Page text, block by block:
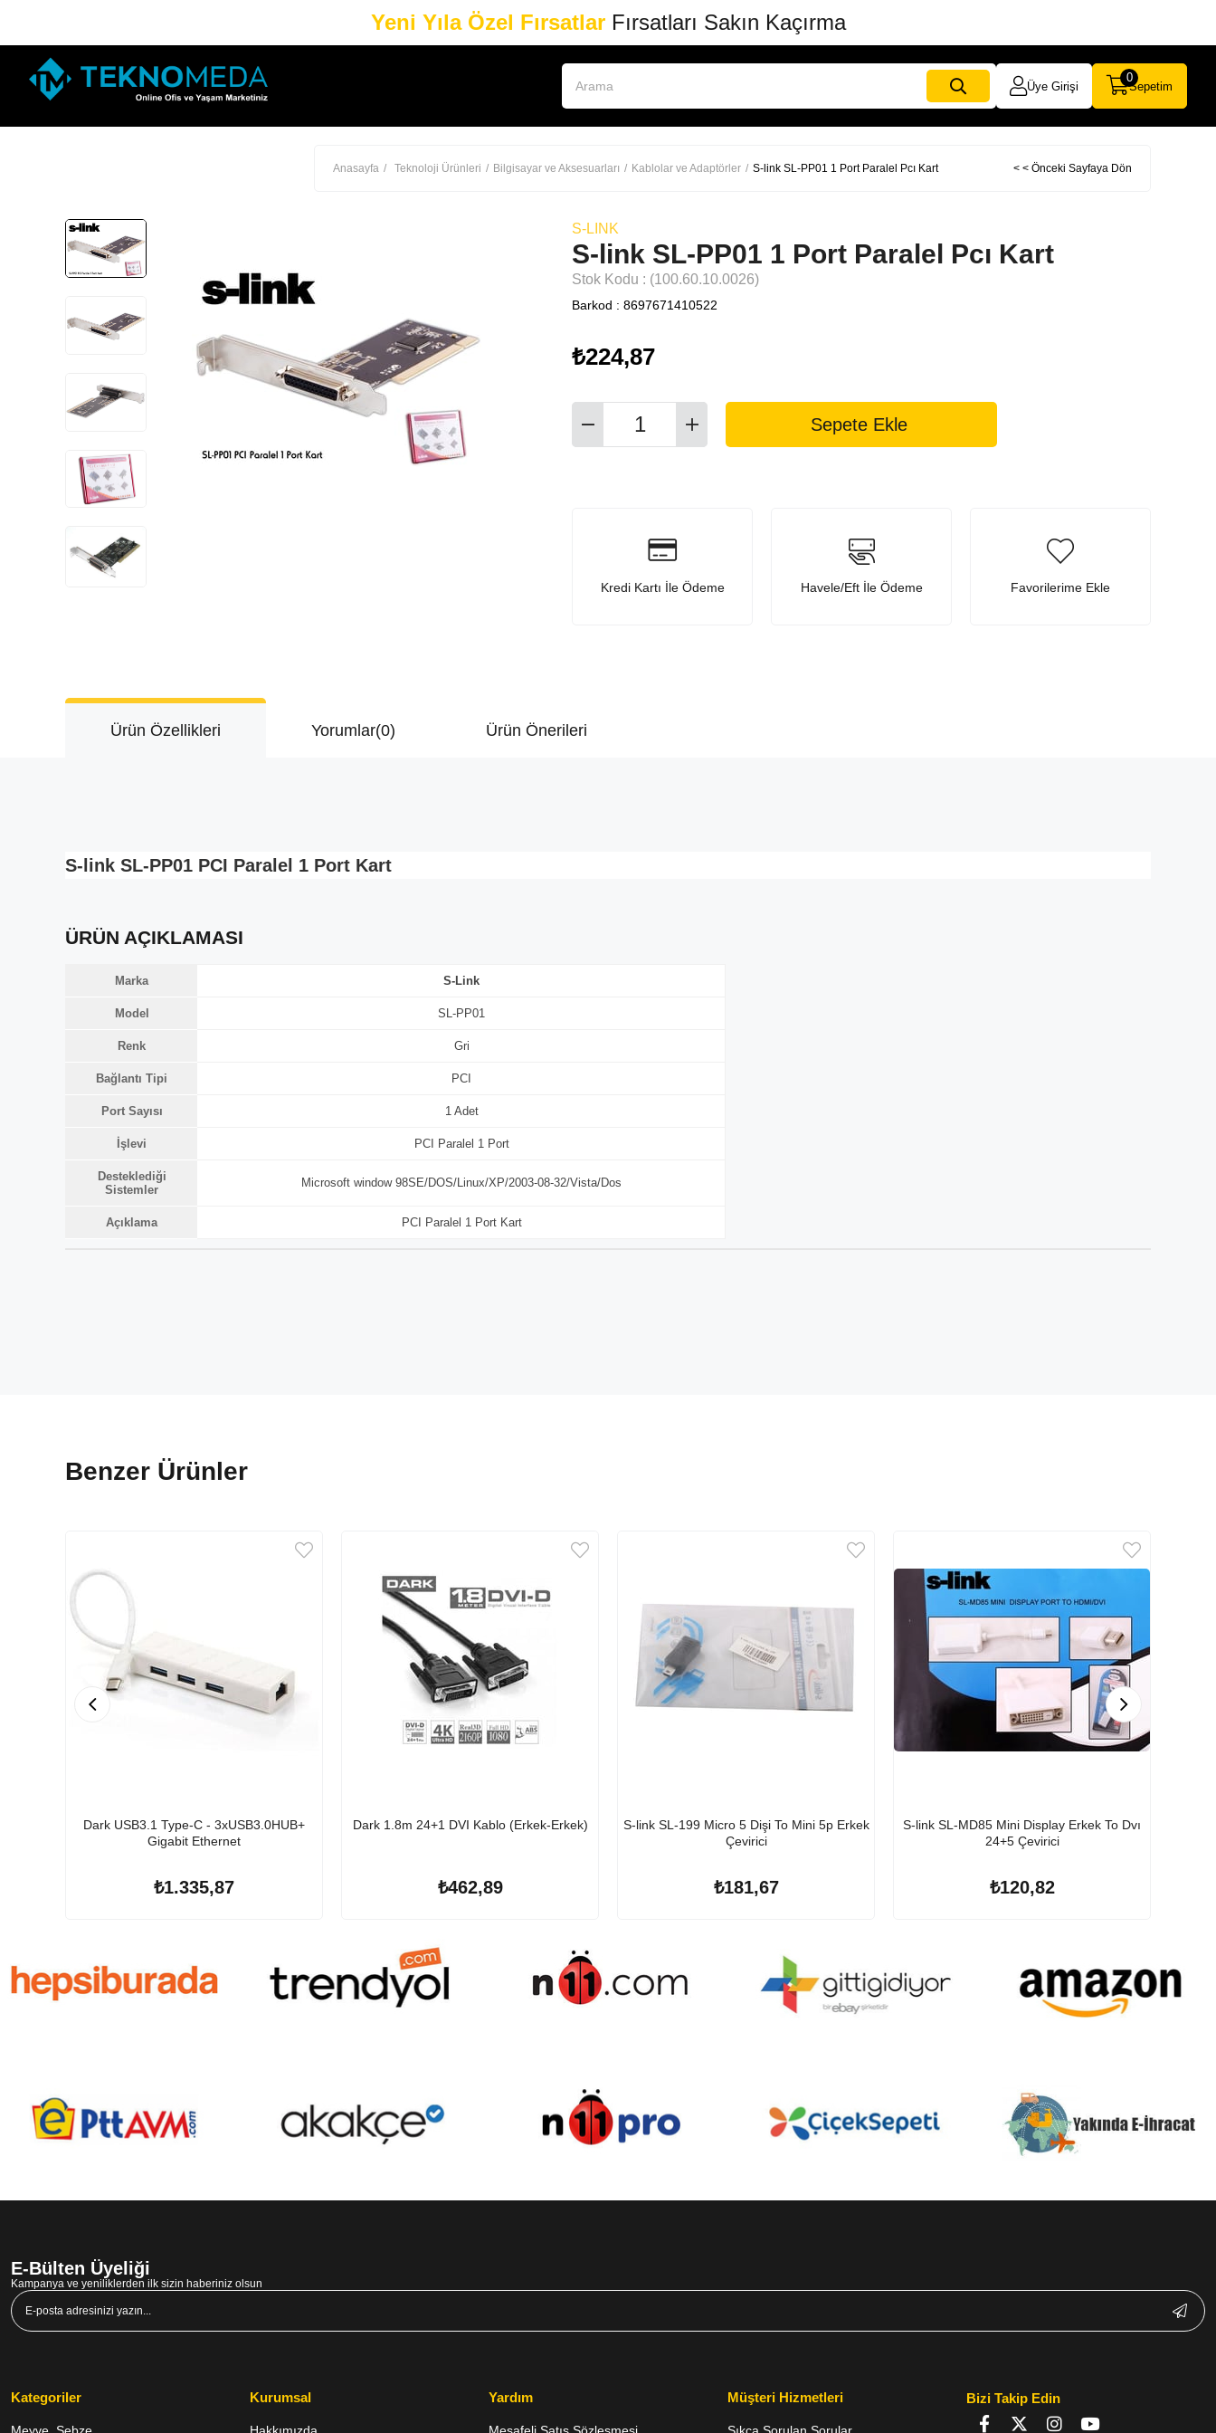
Yeni Yıla Özel FırsatlarFırsatları Sakın Kaçırma
Üye Girişi Sepetim
0
Anasayfa Teknoloji Ürünleri Bilgisayar ve Aksesuarları Kablolar ve Adaptörler S-link SL-PP01 1 Port Paralel Pcı Kart < < Önceki Sayfaya Dön
S-LINK
S-link SL-PP01 1 Port Paralel Pcı Kart
Stok Kodu (100.60.10.0026)
Barkod : 8697671410522
₺224,87
Kredi Kartı İle Ödeme Havele/Eft İle Ödeme Favorilerime Ekle
Ürün Özellikleri Yorumlar(0) Ürün Önerileri
S-link SL-PP01 PCI Paralel 1 Port Kart
ÜRÜN AÇIKLAMASI
Marka S-Link
Model SL-PP01
Renk Gri
Bağlantı Tipi PCI
Port Sayısı 1 Adet
İşlevi PCI Paralel 1 Port
Desteklediği
Sistemler
Microsoft window 98SE/DOS/Linux/XP/2003-08-32/Vista/Dos
Açıklama PCI Paralel 1 Port Kart
Benzer Ürünler
Dark USB3.1 Type-C - 3xUSB3.0HUB+
Gigabit Ethernet
₺1.335,87
Dark 1.8m 24+1 DVI Kablo (Erkek-Erkek)
₺462,89
S-link SL-199 Micro 5 Dişi To Mini 5p Erkek
Çevirici
₺181,67
S-link SL-MD85 Mini Display Erkek To Dvı
24+5 Çevirici
₺120,82
E-Bülten Üyeliği
Kampanya ve yeniliklerden ilk sizin haberiniz olsun
Kategoriler
Meyve, Sebze
Kurumsal
Hakkımızda
Yardım
Mesafeli Satış Sözleşmesi
Müşteri Hizmetleri
Sıkça Sorulan Sorular
Bizi Takip Edin